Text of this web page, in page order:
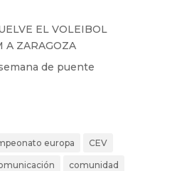
EL VOLEIBOL
A ZARAGOZA
de puente
europa CEV
comunidad